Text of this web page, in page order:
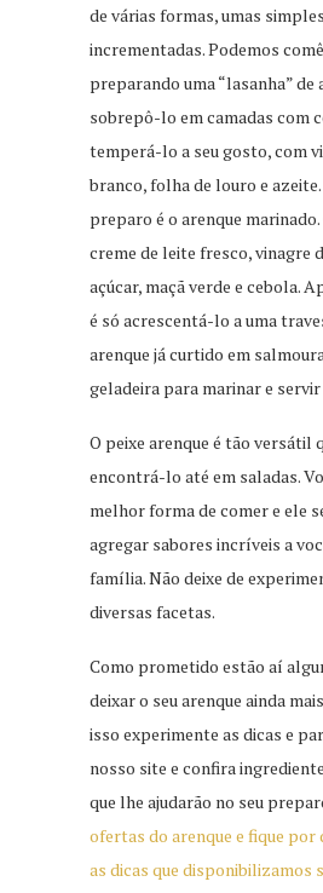
de várias formas, umas
incrementadas. Podemos
preparando uma “lasanha” de
sobrepô-lo em camadas com
temperá-lo a seu gosto, com
branco, folha de louro e
preparo é o arenque
creme de leite fresco, vinagre
açúcar, maçã verde e cebola.
é só acrescentá-lo a uma
arenque já curtido em
geladeira para marinar e
O peixe arenque é tão versátil
encontrá-lo até em saladas.
melhor forma de comer e ele
agregar sabores incríveis a
família. Não deixe de
diversas facetas.
Como prometido estão aí
deixar o seu arenque ainda
isso experimente as dicas e
nosso site e confira
que lhe ajudarão no seu
ofertas do arenque e fique
as dicas que disponibilizamos